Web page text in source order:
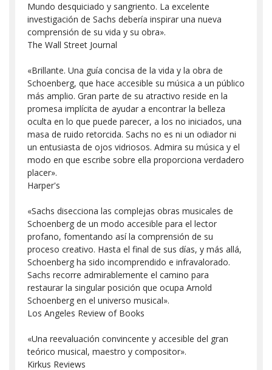
Mundo desquiciado y sangriento. La excelente
investigación de Sachs debería inspirar una nueva
comprensión de su vida y su obra».
The Wall Street Journal
«Brillante. Una guía concisa de la vida y la obra de
Schoenberg, que hace accesible su música a un público
más amplio. Gran parte de su atractivo reside en la
promesa implícita de ayudar a encontrar la belleza
oculta en lo que puede parecer, a los no iniciados, una
masa de ruido retorcida. Sachs no es ni un odiador ni
un entusiasta de ojos vidriosos. Admira su música y el
modo en que escribe sobre ella proporciona verdadero
placer».
Harper's
«Sachs disecciona las complejas obras musicales de
Schoenberg de un modo accesible para el lector
profano, fomentando así la comprensión de su
proceso creativo. Hasta el final de sus días, y más allá,
Schoenberg ha sido incomprendido e infravalorado.
Sachs recorre admirablemente el camino para
restaurar la singular posición que ocupa Arnold
Schoenberg en el universo musical».
Los Angeles Review of Books
«Una reevaluación convincente y accesible del gran
teórico musical, maestro y compositor».
Kirkus Reviews